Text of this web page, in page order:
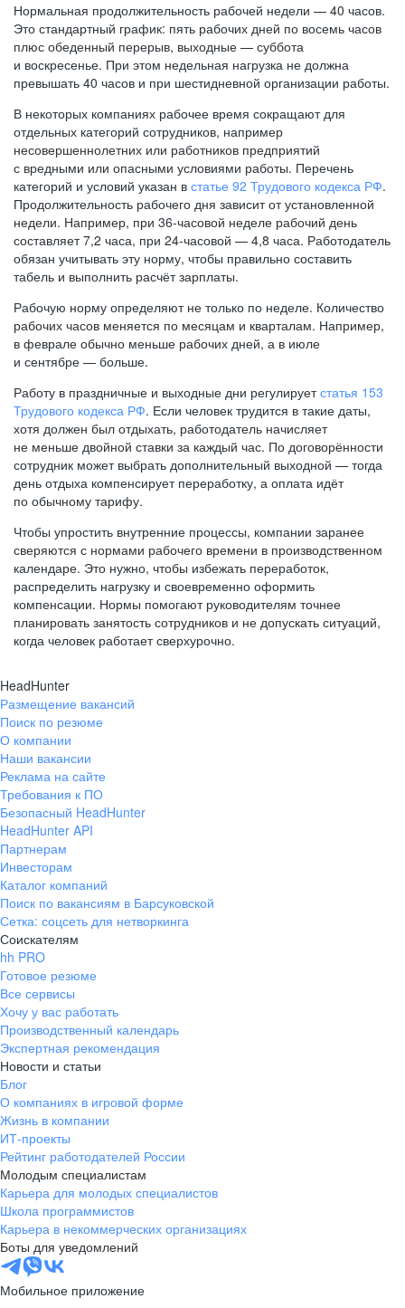
Нормальная продолжительность рабочей недели — 40 часов.
Это стандартный график: пять рабочих дней по восемь часов
плюс обеденный перерыв, выходные — суббота
и воскресенье. При этом недельная нагрузка не должна
превышать 40 часов и при шестидневной организации работы.
В некоторых компаниях рабочее время сокращают для
отдельных категорий сотрудников, например
несовершеннолетних или работников предприятий
с вредными или опасными условиями работы. Перечень
категорий и условий указан в статье 92 Трудового кодекса РФ.
Продолжительность рабочего дня зависит от установленной
недели. Например, при 36-часовой неделе рабочий день
составляет 7,2 часа, при 24-часовой — 4,8 часа. Работодатель
обязан учитывать эту норму, чтобы правильно составить
табель и выполнить расчёт зарплаты.
Рабочую норму определяют не только по неделе. Количество
рабочих часов меняется по месяцам и кварталам. Например,
в феврале обычно меньше рабочих дней, а в июле
и сентябре — больше.
Работу в праздничные и выходные дни регулируетстатья 153
Трудового кодекса РФ. Если человек трудится в такие даты,
хотя должен был отдыхать, работодатель начисляет
не меньше двойной ставки за каждый час. По договорённости
сотрудник может выбрать дополнительный выходной — тогда
день отдыха компенсирует переработку, а оплата идёт
по обычному тарифу.
Чтобы упростить внутренние процессы, компании заранее
сверяются с нормами рабочего времени в производственном
календаре. Это нужно, чтобы избежать переработок,
распределить нагрузку и своевременно оформить
компенсации. Нормы помогают руководителям точнее
планировать занятость сотрудников и не допускать ситуаций,
когда человек работает сверхурочно.
HeadHunter
Размещение вакансий
Поиск по резюме
О компании
Наши вакансии
Реклама на сайте
Требования к ПО
Безопасный HeadHunter
HeadHunter API
Партнерам
Инвесторам
Каталог компаний
Поиск по вакансиям в Барсуковской
Сетка: соцсеть для нетворкинга
Соискателям
hh PRO
Готовое резюме
Все сервисы
Хочу у вас работать
Производственный календарь
Экспертная рекомендация
Новости и статьи
Блог
О компаниях в игровой форме
Жизнь в компании
ИТ-проекты
Рейтинг работодателей России
Молодым специалистам
Карьера для молодых специалистов
Школа программистов
Карьера в некоммерческих организациях
Боты для уведомлений
Мобильное приложение